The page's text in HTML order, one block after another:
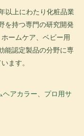
以上にわたり化粧品業
を持つ専門の研究開発
ームケア、ベビー用
能認定製品の分野に専
ます。